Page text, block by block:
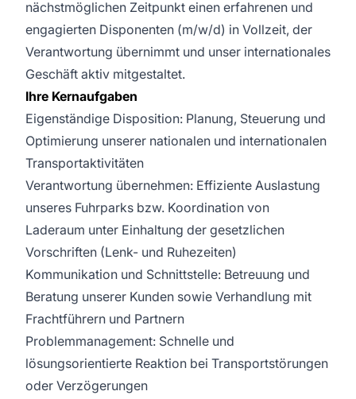
nächstmöglichen Zeitpunkt einen erfahrenen und
engagierten Disponenten (m/w/d) in Vollzeit, der
Verantwortung übernimmt und unser internationales
Geschäft aktiv mitgestaltet.
Ihre Kernaufgaben
Eigenständige Disposition: Planung, Steuerung und
Optimierung unserer nationalen und internationalen
Transportaktivitäten
Verantwortung übernehmen: Effiziente Auslastung
unseres Fuhrparks bzw. Koordination von
Laderaum unter Einhaltung der gesetzlichen
Vorschriften (Lenk- und Ruhezeiten)
Kommunikation und Schnittstelle: Betreuung und
Beratung unserer Kunden sowie Verhandlung mit
Frachtführern und Partnern
Problemmanagement: Schnelle und
lösungsorientierte Reaktion bei Transportstörungen
oder Verzögerungen